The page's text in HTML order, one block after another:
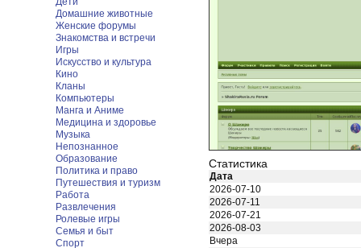
Домашние животные
Женские форумы
Знакомства и встречи
Игры
Искусство и культура
Кино
Кланы
Компьютеры
Манга и Аниме
Медицина и здоровье
Музыка
Непознанное
Образование
Политика и право
Путешествия и туризм
Работа
Развлечения
Ролевые игры
Семья и быт
Спорт
Статистика
Дата
2026-07-10
2026-07-11
2026-07-21
2026-08-03
Вчера